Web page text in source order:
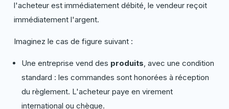
l'acheteur est immédiatement débité, le vendeur reçoit
immédiatement l'argent.
Imaginez le cas de figure suivant :
Une entreprise vend des produits, avec une condition
standard : les commandes sont honorées à réception
du règlement. L'acheteur paye en virement
international ou chèque.